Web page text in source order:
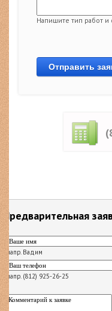
Предварительная
напр. Вадим
напр. (812) 925-26-25
Напишите тип работ и